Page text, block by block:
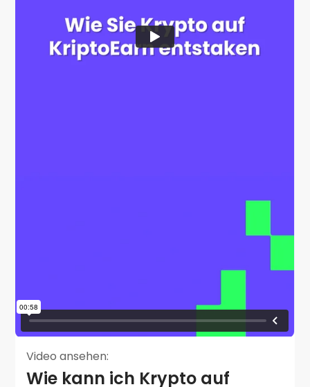
Video ansehen:
Wie kann ich Krypto auf